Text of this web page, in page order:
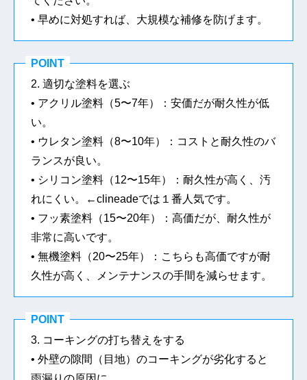
• 早めに対処すれば、大規模な補修を防げます。
POINT
2. 適切な塗料を選ぶ
• アクリル塗料（5〜7年）：安価だが耐久性が低
い。
• ウレタン塗料（8〜10年）：コストと耐久性のバ
ランスが良い。
• シリコン塗料（12〜15年）：耐久性が高く、汚
れにくい。←clineadeでは１番人気です。
• フッ素塗料（15〜20年）：高価だが、耐久性が
非常に高いです。
• 無機塗料（20〜25年）：こちらも高価ですが耐
久性が高く、メンテナンスの手間を減らせます。
POINT
3. コーキングの打ち替えをする
• 外壁の隙間（目地）のコーキングが劣化すると